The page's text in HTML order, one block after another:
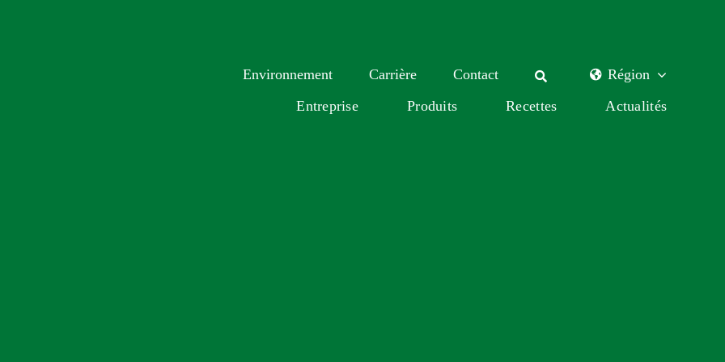
Environnement Carrière Contact
Région
Entreprise
Produits Recettes Actualités